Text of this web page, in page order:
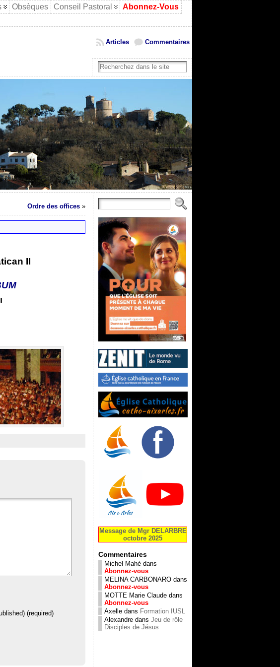
Obsèques Conseil Pastoral
Abonnez-Vous
Commentaires
Articles
Ordre des offices »
II
(required)
Message de Mgr DELARBRE
octobre 2025
Commentaires
Michel Mahé dans
Abonnez-vous
MELINA CARBONARO dans
Abonnez-vous
MOTTE Marie Claude dans
Abonnez-vous
Axelle dans Formation IUSL
Alexandre dans Jeu de rôle
Disciples de Jésus